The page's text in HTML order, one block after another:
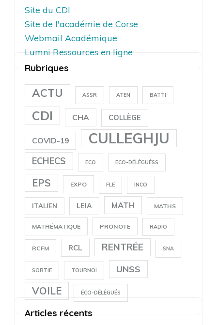
Site du CDI
Site de l'académie de Corse
Webmail Académique
Lumni Ressources en ligne
Rubriques
ACTU ASSR ATEN BATTI
CDI CHA COLLÈGE
COVID-19 CULLEGHJU
ECHECS ECO ECO-DÉLÈGUÉSS
EPS EXPO FLE INCO
ITALIEN LEIA MATH MATHS
MATHÉMATIQUE PRONOTE RADIO
RCFM RCL RENTRÉE SNA
SORTIE TOURNOI UNSS
VOILE ÉCO-DÉLÉGUÉS
Articles récents